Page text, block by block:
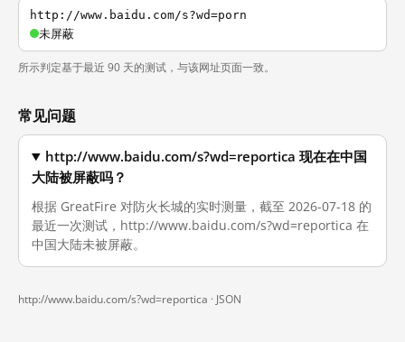
http://www.baidu.com/s?wd=porn
未屏蔽
所示判定基于最近 90 天的测试，与该网址页面一致。
常见问题
http://www.baidu.com/s?wd=reportica 现在在中国
大陆被屏蔽吗？
根据 GreatFire 对防火长城的实时测量，截至 2026-07-18 的
最近一次测试，http://www.baidu.com/s?wd=reportica 在
中国大陆未被屏蔽。
http://www.baidu.com/s?wd=reportica · JSON